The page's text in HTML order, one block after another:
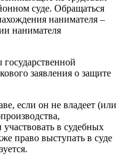
суде. Обращаться
нанимателя –
нанимателя
заявления о защите
если он не владеет (или
в судебных
право выступать в суде